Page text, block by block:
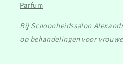
Parfum
Bij Schoonheidssalon
op behandelingen voor